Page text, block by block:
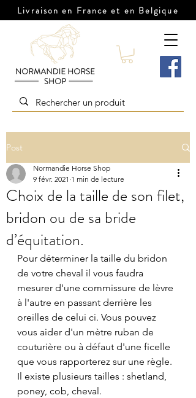
Livraison en France et en Belgique
Post
Choix de la taille de son filet,
bridon ou de sa bride
d’équitation.
Normandie Horse Shop
9 févr. 2021 1 min de lecture
Pour déterminer la taille du bridon
de votre cheval il vous faudra
mesurer d'une commissure de lèvre
à l'autre en passant derrière les
oreilles de celui ci. Vous pouvez
vous aider d'un mètre ruban de
couturière ou à défaut d'une ficelle
que vous rapporterez sur une règle.
Il existe plusieurs tailles : shetland,
poney, cob, cheval.